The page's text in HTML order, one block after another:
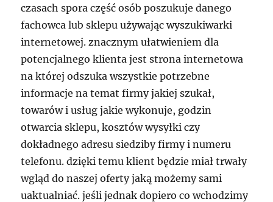
czasach spora część osób poszukuje danego
fachowca lub sklepu używając wyszukiwarki
internetowej. znacznym ułatwieniem dla
potencjalnego klienta jest strona internetowa
na której odszuka wszystkie potrzebne
informacje na temat firmy jakiej szukał,
towarów i usług jakie wykonuje, godzin
otwarcia sklepu, kosztów wysyłki czy
dokładnego adresu siedziby firmy i numeru
telefonu. dzięki temu klient będzie miał trwały
wgląd do naszej oferty jaką możemy sami
uaktualniać. jeśli jednak dopiero co wchodzimy